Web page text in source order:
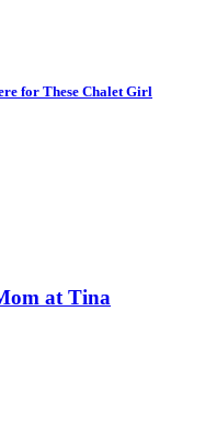
for These Chalet Girl
at Tina